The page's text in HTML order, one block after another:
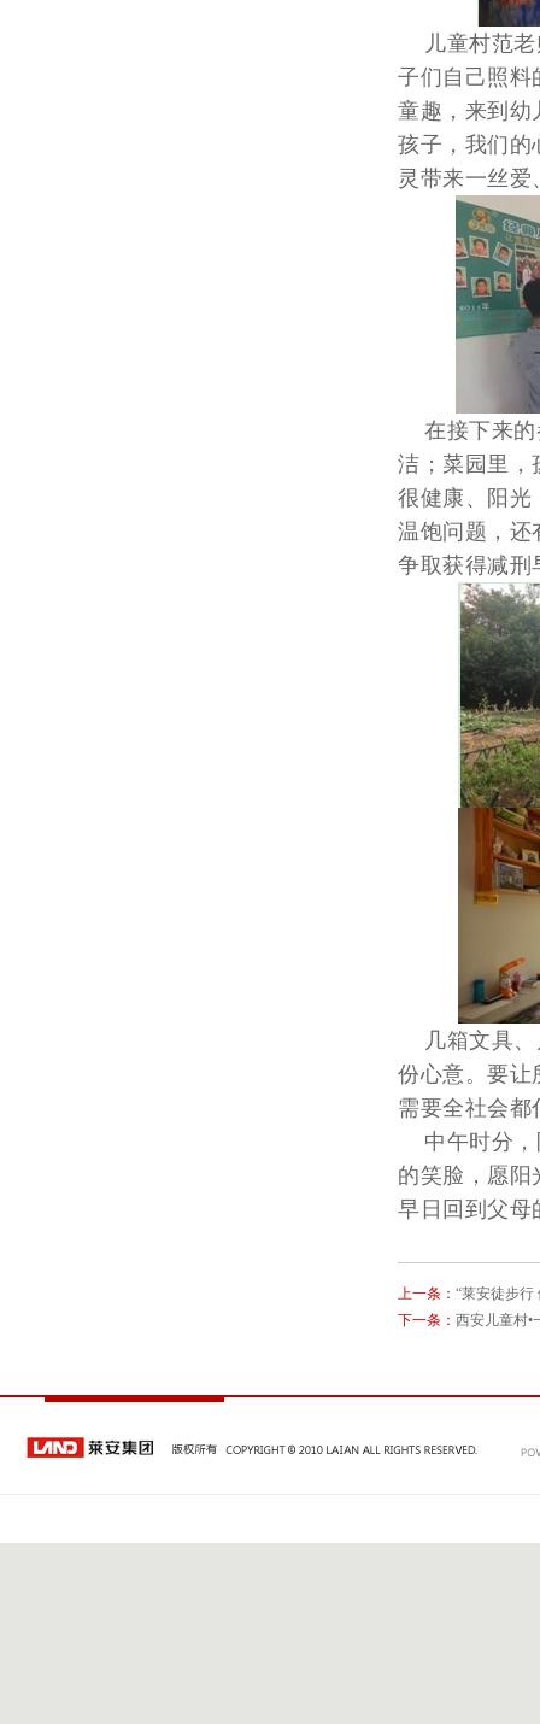
儿童村范老
子们自己照料
童趣，来到幼
孩子，我们的
灵带来一丝
在接下来的
洁；菜园里，
很健康、阳光
温饱问题，还
争取获得减刑
几箱文具、
份心意。要让
需要全社会
中午时分，
的笑脸，愿阳
早日回到父母
上一条： “莱安徒步行
下一条： 西安儿童村•